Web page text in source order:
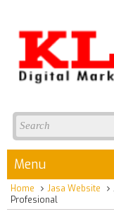
Menu
Home Jasa Website
Profesional